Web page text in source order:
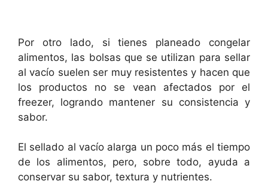
Por otro lado, si tienes planeado congelar
alimentos, las bolsas que se utilizan para sellar
al vacío suelen ser muy resistentes y hacen que
los productos no se vean afectados por el
freezer, logrando mantener su consistencia y
sabor.
El sellado al vacío alarga un poco más el tiempo
de los alimentos, pero, sobre todo, ayuda a
conservar su sabor, textura y nutrientes.